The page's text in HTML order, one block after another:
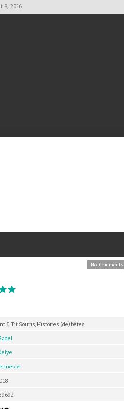
8, 2026
No Comments
& Tit'Souris, Histoires (de) bêtes